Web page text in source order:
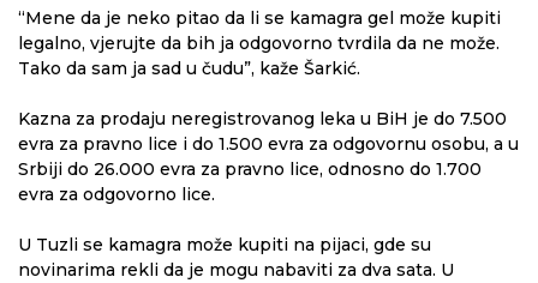
“Mene da je neko pitao da li se kamagra gel može kupiti
legalno, vjerujte da bih ja odgovorno tvrdila da ne može.
Tako da sam ja sad u čudu”, kaže Šarkić.
Kazna za prodaju neregistrovanog leka u BiH je do 7.500
evra za pravno lice i do 1.500 evra za odgovornu osobu, a u
Srbiji do 26.000 evra za pravno lice, odnosno do 1.700
evra za odgovorno lice.
U Tuzli se kamagra može kupiti na pijaci, gde su
novinarima rekli da je mogu nabaviti za dva sata. U